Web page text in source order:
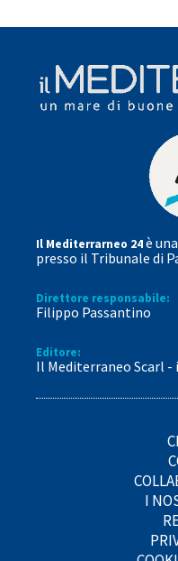
Il Mediterrarneo 24è
presso il Tribunale di
Direttore responsabile:
Filippo Passantino
Editore:
Il Mediterraneo Scarl -
I